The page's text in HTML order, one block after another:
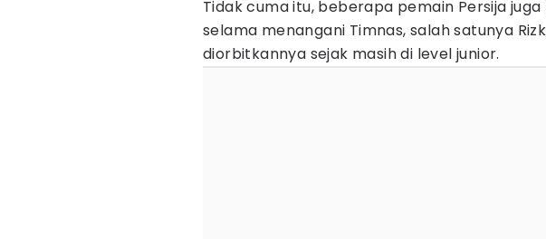
Tidak cuma itu, beberapa pemain Persija
selama menangani Timnas, salah satunya
diorbitkannya sejak masih di level junior.